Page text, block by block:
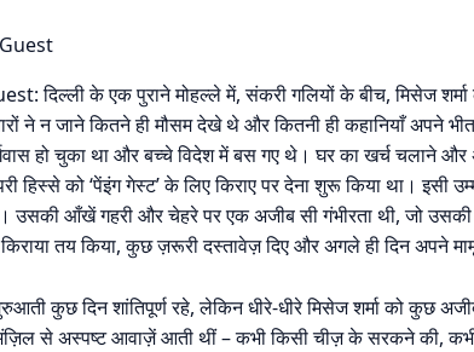
दिल्ली के एक पुराने मोहल्ले में, संकरी गलियों के बीच, मिसेज
ने न जाने कितने ही मौसम देखे थे और कितनी ही कहानियाँ अपने
हो चुका था और बच्चे विदेश में बस गए थे। घर का खर्च चलाने और
हिस्से को ‘पेंइंग गेस्ट’ के लिए किराए पर देना शुरू किया था। इसी
उसकी आँखें गहरी और चेहरे पर एक अजीब सी गंभीरता थी, जो
तय किया, कुछ ज़रूरी दस्तावेज़ दिए और अगले ही दिन अपने
कुछ दिन शांतिपूर्ण रहे, लेकिन धीरे-धीरे मिसेज शर्मा को कुछ
से अस्पष्ट आवाज़ें आती थीं – कभी किसी चीज़ के सरकने की,